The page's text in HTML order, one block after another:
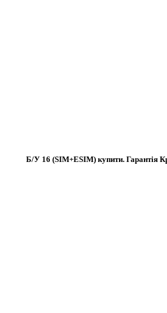
Б/У 16 (SIM+ESIM) купити. Гарантія